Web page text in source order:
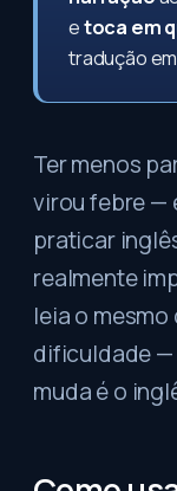
etoca em
tradução
Ter menos
virou febre —
praticar
realmente
leia o
dificuldade —
muda é o